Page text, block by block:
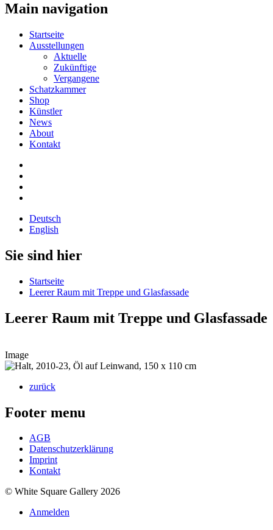
Main navigation
Startseite
Ausstellungen
Aktuelle
Zukünftige
Vergangene
Schatzkammer
Shop
Künstler
News
About
Kontakt
Deutsch
English
Sie sind hier
Startseite
Leerer Raum mit Treppe und Glasfassade
Leerer Raum mit Treppe und Glasfassade
Image
zurück
Footer menu
AGB
Datenschutzerklärung
Imprint
Kontakt
© White Square Gallery 2026
Anmelden